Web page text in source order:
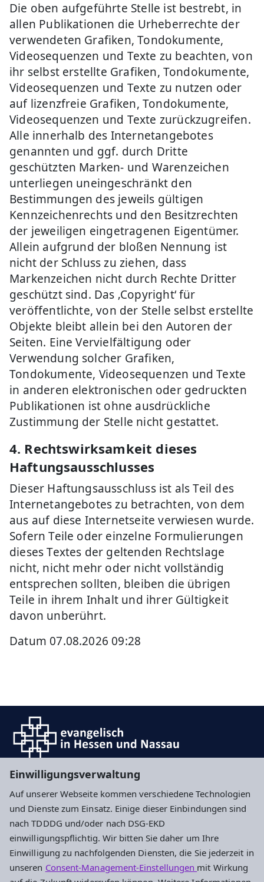
Einwilligungsverwaltung
Auf unserer Webseite kommen verschiedene Technologien
und Dienste zum Einsatz. Einige dieser Einbindungen sind
nach TDDDG und/oder nach DSG-EKD
einwilligungspflichtig. Wir bitten Sie daher um Ihre
Einwilligung zu nachfolgenden Diensten, die Sie jederzeit in
unseren Consent-Management-Einstellungen mit Wirkung
Die oben aufgeführte Stelle ist bestrebt, in
allen Publikationen die Urheberrechte der
verwendeten Grafiken, Tondokumente,
Videosequenzen und Texte zu beachten, von
ihr selbst erstellte Grafiken, Tondokumente,
Videosequenzen und Texte zu nutzen oder
auf lizenzfreie Grafiken, Tondokumente,
Videosequenzen und Texte zurückzugreifen.
Alle innerhalb des Internetangebotes
genannten und ggf. durch Dritte
geschützten Marken- und Warenzeichen
unterliegen uneingeschränkt den
Bestimmungen des jeweils gültigen
Kennzeichenrechts und den Besitzrechten
der jeweiligen eingetragenen Eigentümer.
Allein aufgrund der bloßen Nennung ist
nicht der Schluss zu ziehen, dass
Markenzeichen nicht durch Rechte Dritter
geschützt sind. Das ‚Copyright‘ für
veröffentlichte, von der Stelle selbst erstellte
Objekte bleibt allein bei den Autoren der
Seiten. Eine Vervielfältigung oder
Verwendung solcher Grafiken,
Tondokumente, Videosequenzen und Texte
in anderen elektronischen oder gedruckten
Publikationen ist ohne ausdrückliche
Zustimmung der Stelle nicht gestattet.
4. Rechtswirksamkeit dieses
Haftungsausschlusses
Dieser Haftungsausschluss ist als Teil des
Internetangebotes zu betrachten, von dem
aus auf diese Internetseite verwiesen wurde.
Sofern Teile oder einzelne Formulierungen
dieses Textes der geltenden Rechtslage
nicht, nicht mehr oder nicht vollständig
entsprechen sollten, bleiben die übrigen
Teile in ihrem Inhalt und ihrer Gültigkeit
davon unberührt.
Datum 07.08.2026 09:28
Evangelisches Stadtjugendpfarramt
Frankfurt und Offenbach